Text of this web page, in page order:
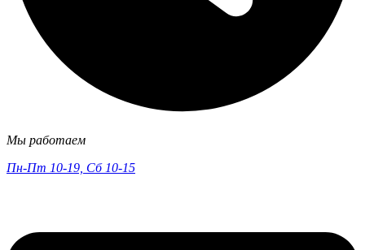
Мы работаем
Пн-Пт 10-19, Сб 10-15